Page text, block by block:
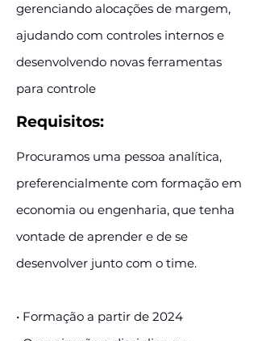
gerenciando alocações de margem,
ajudando com controles internos e
desenvolvendo novas ferramentas
para controle
Requisitos:
Procuramos uma pessoa analítica,
preferencialmente com formação em
economia ou engenharia, que tenha
vontade de aprender e de se
desenvolver junto com o time.
• Formação a partir de 2024